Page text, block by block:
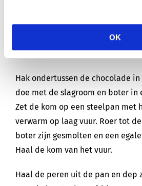
OK
de peren 30 min. zachtjes koken
deksel op de pan. Ze zijn goed
een vork in kunt prikken. Laat de
afkoelen in het pocheervocht.
Hak ondertussen de chocolade
doe met de slagroom en boter in
Zet de kom op een steelpan met
verwarm op laag vuur. Roer tot
boter zijn gesmolten en een
Haal de kom van het vuur.
Haal de peren uit de pan en dep